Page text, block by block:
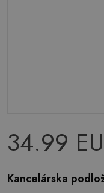
34.99
Kancelárska